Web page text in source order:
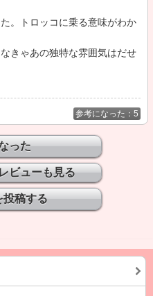
。トロッコに乗る意味がわか
きゃあの独特な雰囲気はだせ
参考になった：5
ビューも見る